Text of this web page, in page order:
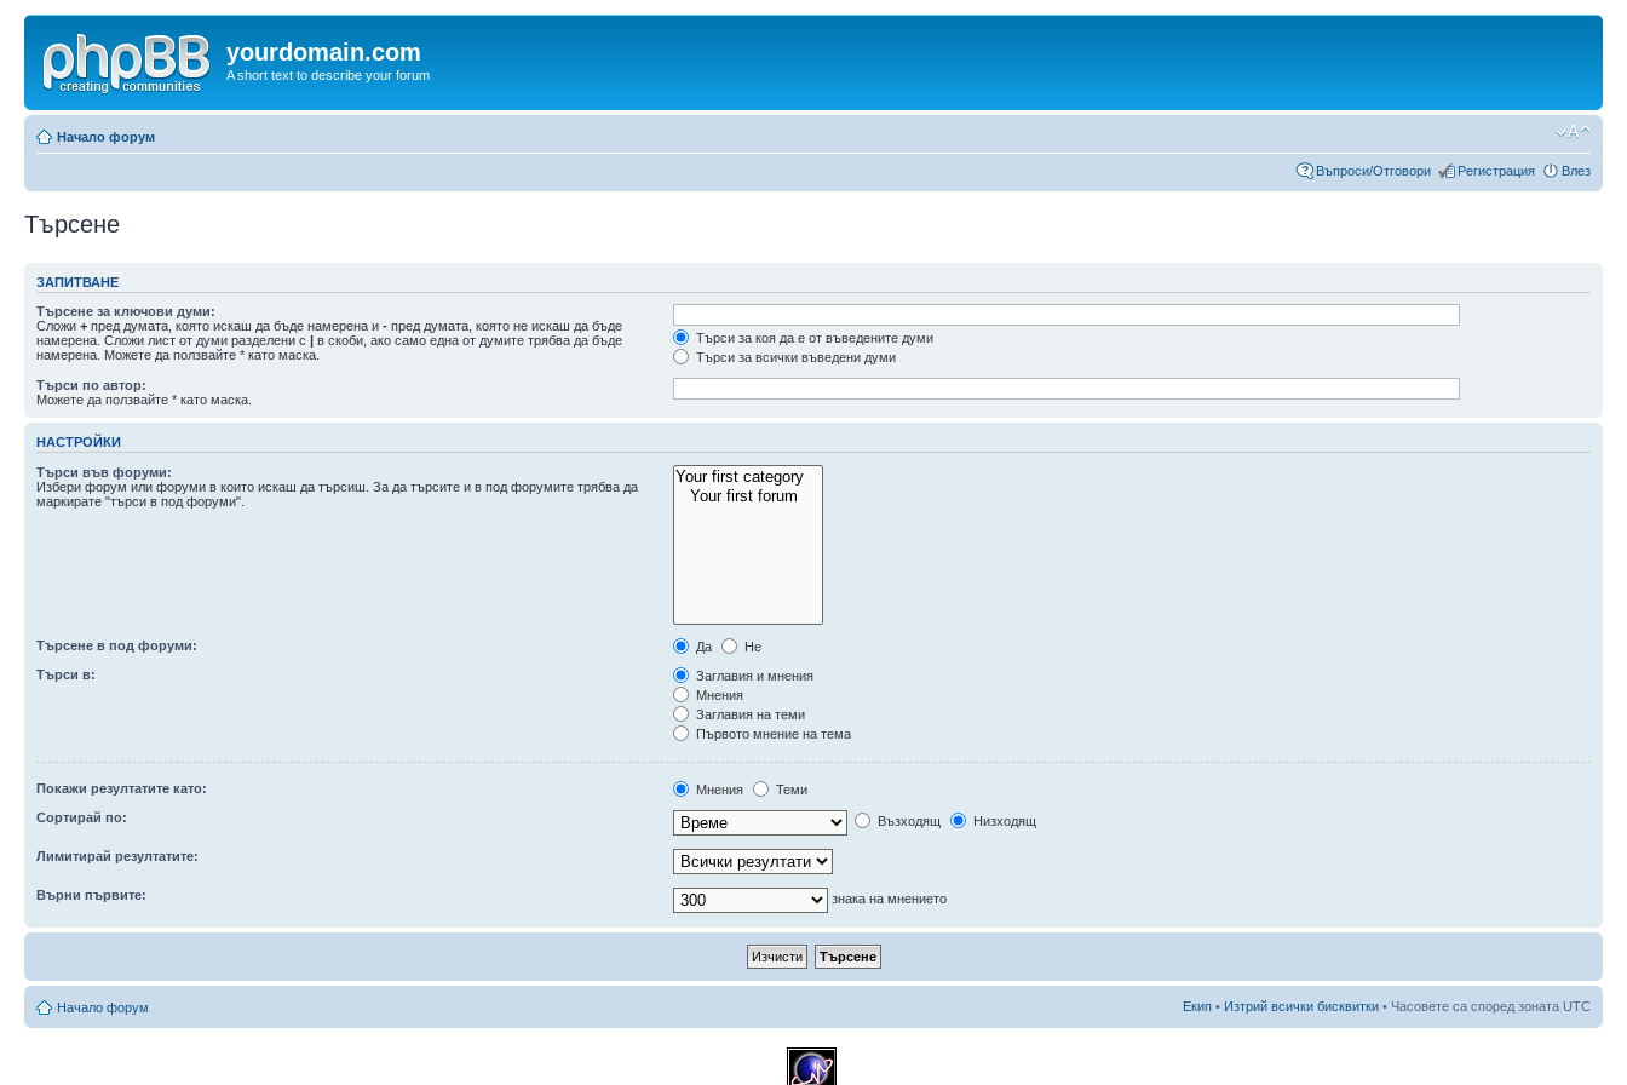
yourdomain.com
A short text to describe your forum
Начало форум
Въпроси/Отговори Регистрация Влез
Търсене
ЗАПИТВАНЕ
Търсене за ключови думи:
Сложи + пред думата, която искаш да бъде намерена и - пред думата, която не искаш да бъде
намерена. Сложи лист от думи разделени с | в скоби, ако само една от думите трябва да бъде
намерена. Можете да ползвайте * като маска.
Търси за коя да е от въведените думи
Търси за всички въведени думи
Търси по автор:
Можете да ползвайте * като маска.
НАСТРОЙКИ
Търси във форуми:
Избери форум или форуми в които искаш да търсиш. За да търсите и в под форумите трябва да
маркирате "търси в под форуми".
Търсене в под форуми: Да
Не
Търси в:
Заглавия и мнения
Мнения
Заглавия на теми
Първото мнение на тема
Покажи резултатите като: Мнения
Теми
Сортирай по:
Възходящ Низходящ
Лимитирай резултатите:
Върни първите: знака на мнението
Начало форум Екип • Изтрий всички бисквитки • Часовете са според зоната UTC